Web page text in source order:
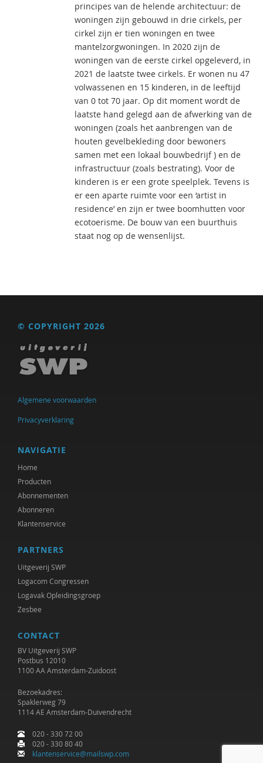
principes van de helende architectuur: de
woningen zijn gebouwd in drie cirkels, per
cirkel zijn er tien woningen en twee
mantelzorgwoningen. In 2020 zijn de
woningen van de eerste cirkel opgeleverd, in
2021 de laatste twee cirkels. Er wonen nu 47
volwassenen en 15 kinderen, in de leeftijd
van 0 tot 70 jaar. Op dit moment wordt de
laatste hand gelegd aan de afwerking van de
woningen (zoals het aanbrengen van de
houten gevelbekleding door bewoners
samen met een lokaal bouwbedrijf ) en de
infrastructuur (zoals bestrating). Voor de
kinderen is er een grote speelplek. Tevens is
er een aparte ruimte voor een ‘artist in
residence’ en zijn er twee boomhutten voor
ecotoerisme. De bouw van een buurthuis
staat nog op de wensenlijst.
© COPYRIGHT 2026
Algemene voorwaarden
Privacyverklaring
NAVIGATIE
Home
Producten
Abonnementen
Abonneren
Klantenservice
PARTNERS
Uitgeverij SWP
Logacom Congressen
Logavak Opleidingsgroep
Zesbee
CONTACT
BV Uitgeverij SWP
Postbus 12010
1100 AA Amsterdam-Zuidoost
Bezoekadres:
Spaklerweg 79
1114 AE Amsterdam-Duivendrecht
020 - 330 72 00
020 - 330 80 40
klantenservice@mailswp.com